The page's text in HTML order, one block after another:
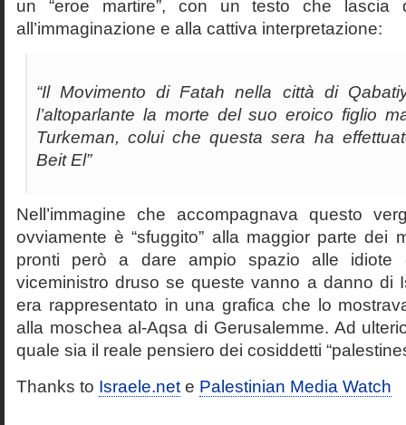
un “eroe martire”, con un testo che lascia
all’immaginazione e alla cattiva interpretazione:
“Il Movimento di Fatah nella città di
l’altoparlante la morte del suo eroico figlio
Turkeman, colui che questa sera ha
Beit El”
Nell’immagine che accompagnava questo
ovviamente è “sfuggito” alla maggior parte dei
pronti però a dare ampio spazio alle idiote
viceministro druso se queste vanno a danno di
era rappresentato in una grafica che lo
alla moschea al-Aqsa di Gerusalemme. Ad
quale sia il reale pensiero dei cosiddetti
Thanks to Israele.net e Palestinian Media Watch